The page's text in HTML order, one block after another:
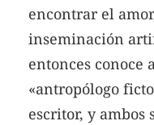
encontrar el
inseminación
entonces conoce
«antropólogo
escritor, y ambos